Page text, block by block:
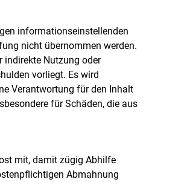
informationseinstellenden
nicht übernommen werden.
indirekte Nutzung oder
vorliegt. Es wird
Verantwortung für den Inhalt
für Schäden, die aus
mit, damit zügig Abhilfe
Abmahnung